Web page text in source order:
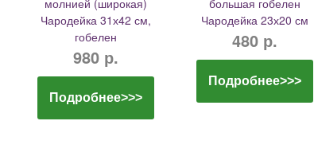
молнией (широкая)
Чародейка 31х42 см,
гобелен
980 р.
Подробнее>>>
большая гобелен
Чародейка 23х20 см
480 р.
Подробнее>>>